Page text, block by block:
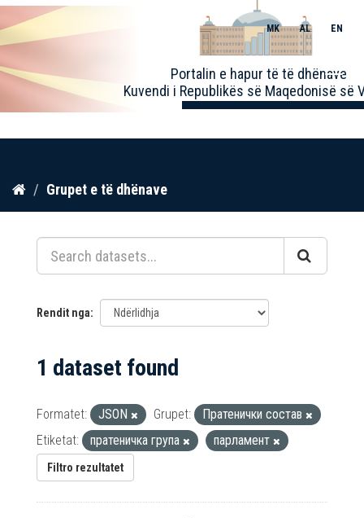
Kalo
përmbajtja
Portalin e hapur të të dhënave
Kuvendi i Republikës së Maqedonisë së
MK AL EN
Toggle
Grupet e të dhënave
Rendit nga
1 dataset found
Formatet: JSON Grupet:
Пратенички состав
Etiketat:
пратеничка група парламент
Filtro rezultatet